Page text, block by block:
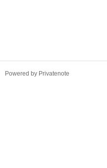
Powered by Privatenote
TistoryWhaleSkin3.4